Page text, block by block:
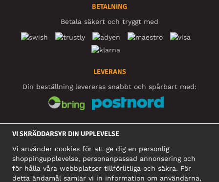
BETALNING
Betala säkert och tryggt med
LEVERANS
Din beställning levereras snabbt och spårbart med:
SOCIALA MEDIER
FÖRETAG
VI SKRÄDDARSYR DIN UPPLEVELSE
Vi använder cookies för att ge dig en personlig
shoppingupplevelse, personanpassad annonsering och
för hålla våra webbplatser tillförlitliga och säkra. För
detta ändamål samlar vi in information om användarna,